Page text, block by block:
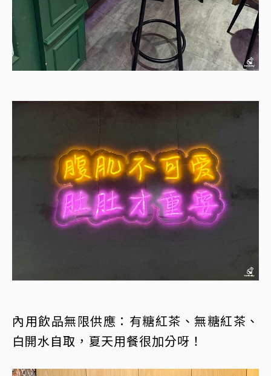
內用飲品無限供應：有糖紅茶、無糖紅茶、
白開水自取，夏天用餐很加分呀！